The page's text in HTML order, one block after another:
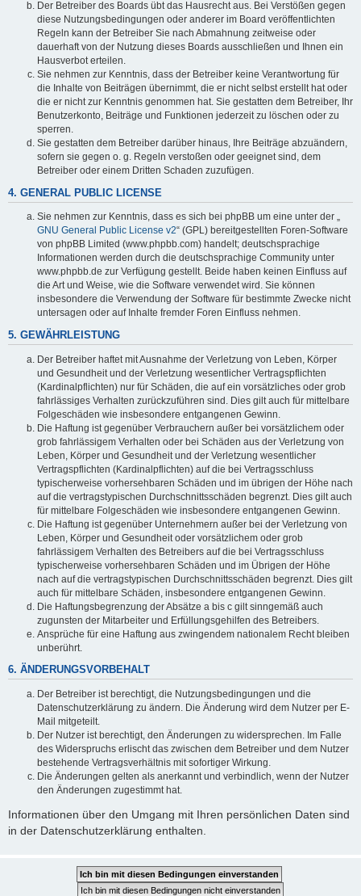
Der Betreiber des Boards übt das Hausrecht aus. Bei Verstößen gegen
diese Nutzungsbedingungen oder anderer im Board veröffentlichten
Regeln kann der Betreiber Sie nach Abmahnung zeitweise oder
dauerhaft von der Nutzung dieses Boards ausschließen und Ihnen ein
Hausverbot erteilen.
Sie nehmen zur Kenntnis, dass der Betreiber keine Verantwortung für
die Inhalte von Beiträgen übernimmt, die er nicht selbst erstellt hat oder
die er nicht zur Kenntnis genommen hat. Sie gestatten dem Betreiber, Ihr
Benutzerkonto, Beiträge und Funktionen jederzeit zu löschen oder zu
sperren.
Sie gestatten dem Betreiber darüber hinaus, Ihre Beiträge abzuändern,
sofern sie gegen o. g. Regeln verstoßen oder geeignet sind, dem
Betreiber oder einem Dritten Schaden zuzufügen.
4. GENERAL PUBLIC LICENSE
Sie nehmen zur Kenntnis, dass es sich bei phpBB um eine unter der „
GNU General Public License v2“ (GPL) bereitgestellten Foren-Software
von phpBB Limited (www.phpbb.com) handelt; deutschsprachige
Informationen werden durch die deutschsprachige Community unter
www.phpbb.de zur Verfügung gestellt. Beide haben keinen Einfluss auf
die Art und Weise, wie die Software verwendet wird. Sie können
insbesondere die Verwendung der Software für bestimmte Zwecke nicht
untersagen oder auf Inhalte fremder Foren Einfluss nehmen.
5. GEWÄHRLEISTUNG
Der Betreiber haftet mit Ausnahme der Verletzung von Leben, Körper
und Gesundheit und der Verletzung wesentlicher Vertragspflichten
(Kardinalpflichten) nur für Schäden, die auf ein vorsätzliches oder grob
fahrlässiges Verhalten zurückzuführen sind. Dies gilt auch für mittelbare
Folgeschäden wie insbesondere entgangenen Gewinn.
Die Haftung ist gegenüber Verbrauchern außer bei vorsätzlichem oder
grob fahrlässigem Verhalten oder bei Schäden aus der Verletzung von
Leben, Körper und Gesundheit und der Verletzung wesentlicher
Vertragspflichten (Kardinalpflichten) auf die bei Vertragsschluss
typischerweise vorhersehbaren Schäden und im übrigen der Höhe nach
auf die vertragstypischen Durchschnittsschäden begrenzt. Dies gilt auch
für mittelbare Folgeschäden wie insbesondere entgangenen Gewinn.
Die Haftung ist gegenüber Unternehmern außer bei der Verletzung von
Leben, Körper und Gesundheit oder vorsätzlichem oder grob
fahrlässigem Verhalten des Betreibers auf die bei Vertragsschluss
typischerweise vorhersehbaren Schäden und im Übrigen der Höhe
nach auf die vertragstypischen Durchschnittsschäden begrenzt. Dies gilt
auch für mittelbare Schäden, insbesondere entgangenen Gewinn.
Die Haftungsbegrenzung der Absätze a bis c gilt sinngemäß auch
zugunsten der Mitarbeiter und Erfüllungsgehilfen des Betreibers.
Ansprüche für eine Haftung aus zwingendem nationalem Recht bleiben
unberührt.
6. ÄNDERUNGSVORBEHALT
Der Betreiber ist berechtigt, die Nutzungsbedingungen und die
Datenschutzerklärung zu ändern. Die Änderung wird dem Nutzer per E-
Mail mitgeteilt.
Der Nutzer ist berechtigt, den Änderungen zu widersprechen. Im Falle
des Widerspruchs erlischt das zwischen dem Betreiber und dem Nutzer
bestehende Vertragsverhältnis mit sofortiger Wirkung.
Die Änderungen gelten als anerkannt und verbindlich, wenn der Nutzer
den Änderungen zugestimmt hat.
Informationen über den Umgang mit Ihren persönlichen Daten sind
in der Datenschutzerklärung enthalten.